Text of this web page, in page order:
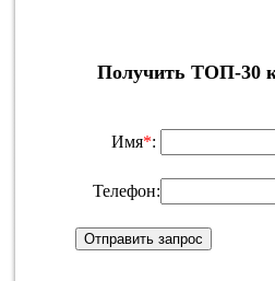
Получить ТОП-30
Имя*:
Телефон: